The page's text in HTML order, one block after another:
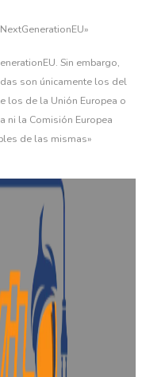
Sin embargo,
son únicamente los del
los de la Unión Europea o
ni la Comisión Europea
de las mismas»